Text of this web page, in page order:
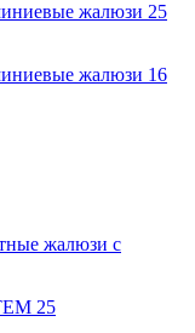
жалюзи 25
жалюзи 16
жалюзи с
25